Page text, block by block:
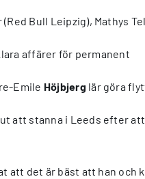
Bull Leipzig), Mathys
affärer för permanent
Emile Höjbjerglär göra
att stanna i Leeds efter
att det är bäst att han och